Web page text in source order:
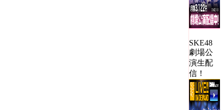
SKE48
劇場公
演生配
信！